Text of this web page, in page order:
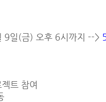
일(금) 오후 6시까지 -->
트 참여